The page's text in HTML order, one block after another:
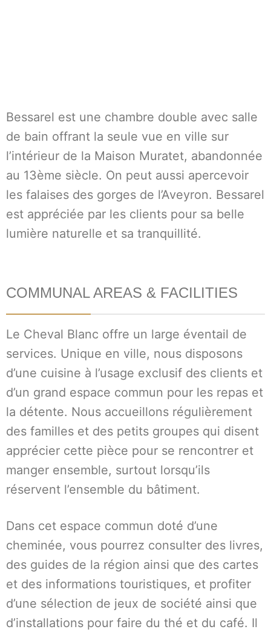
Bessarel est une chambre double avec salle
de bain offrant la seule vue en ville sur
l’intérieur de la Maison Muratet, abandonnée
au 13ème siècle. On peut aussi apercevoir
les falaises des gorges de l’Aveyron. Bessarel
est appréciée par les clients pour sa belle
lumière naturelle et sa tranquillité.
COMMUNAL AREAS & FACILITIES
Le Cheval Blanc offre un large éventail de
services. Unique en ville, nous disposons
d’une cuisine à l’usage exclusif des clients et
d’un grand espace commun pour les repas et
la détente. Nous accueillons régulièrement
des familles et des petits groupes qui disent
apprécier cette pièce pour se rencontrer et
manger ensemble, surtout lorsqu’ils
réservent l’ensemble du bâtiment.
Dans cet espace commun doté d’une
cheminée, vous pourrez consulter des livres,
des guides de la région ainsi que des cartes
et des informations touristiques, et profiter
d’une sélection de jeux de société ainsi que
d’installations pour faire du thé et du café. Il